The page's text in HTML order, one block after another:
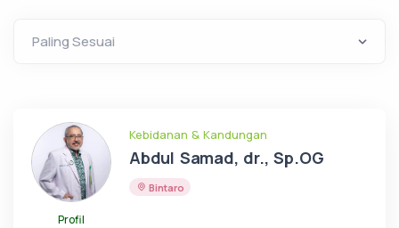
Profil
Kebidanan & Kandungan
Abdul Samad, dr., Sp.OG
Bintaro